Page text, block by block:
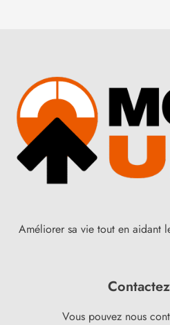
Améliorer sa vie tout en aidant
Vous pouvez nous